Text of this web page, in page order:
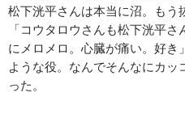
松下洸平さんは本当に沼。もう
「コウタロウさんも松下洸平
にメロメロ。心臓が痛い。好き
ような役。なんでそんなにカッ
った。